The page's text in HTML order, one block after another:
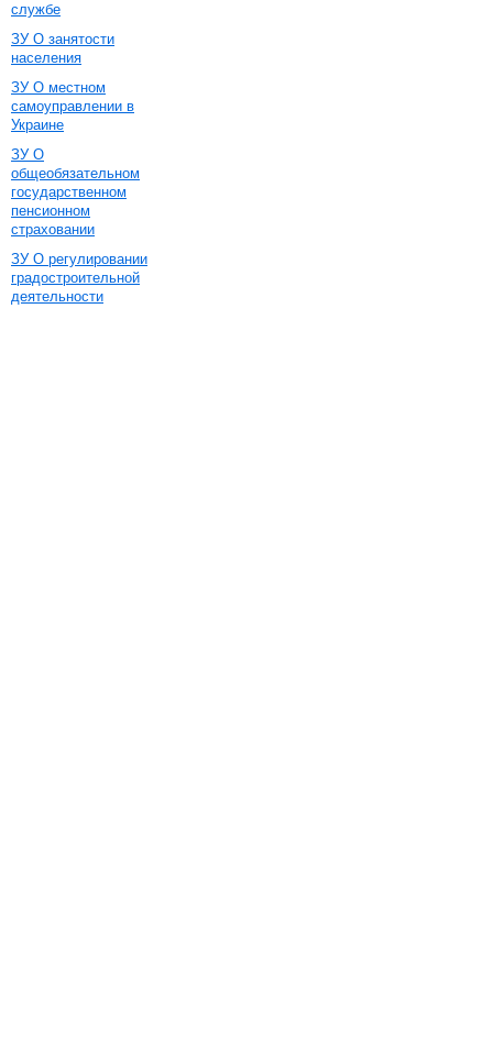
службе
ЗУ О занятости
населения
ЗУ О местном
самоуправлении в
Украине
ЗУ О
общеобязательном
государственном
пенсионном
страховании
ЗУ О регулировании
градостроительной
деятельности